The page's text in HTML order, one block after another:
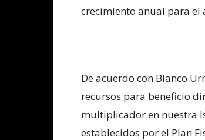
crecimiento anual para el
De acuerdo con Blanco
recursos para beneficio
multiplicador en nuestra
establecidos por el Plan